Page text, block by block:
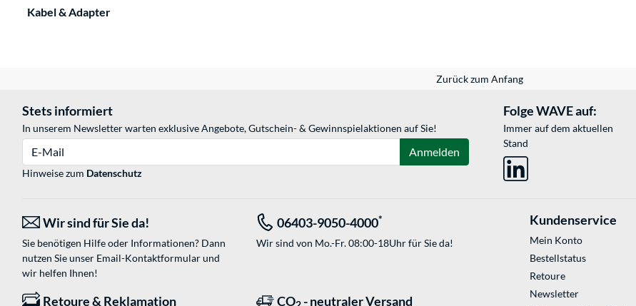
Kabel & Adapter
Zurück zum Anfang
Stets informiert
In unserem Newsletter warten exklusive Angebote, Gutschein- & Gewinnspielaktionen auf Sie!
Anmelden
Hinweise zum Datenschutz
Folge WAVE auf:
Immer auf dem aktuellen
Stand
Wir sind für Sie da!
Sie benötigen Hilfe oder Informationen? Dann
nutzen Sie unser Email-Kontaktformularund
wir helfen Ihnen!
06403-9050-4000*
Wir sind von Mo.-Fr. 08:00-18Uhr für Sie da!
Retoure & Reklamation CO - neutraler Versand
Kundenservice
Mein Konto
Bestellstatus
Retoure
Newsletter